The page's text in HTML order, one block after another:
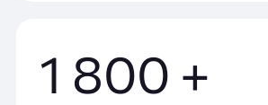
1 800 +